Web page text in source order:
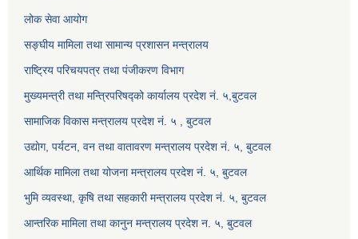
लोक सेवा आयोग
सङ्घीय मामिला तथा सामान्य प्रशासन मन्त्रालय
राष्ट्रिय परिचयपत्र तथा पंजीकरण विभाग
मुख्यमन्त्री तथा मन्त्रिपरिषद्को कार्यालय प्रदेश नं. ५,बुटवल
सामाजिक विकास मन्त्रालय प्रदेश नं. ५ , बुटवल
उद्याेग, पर्यटन, वन तथा वातावरण मन्त्रालय प्रदेश नं. ५, बुटवल
आर्थिक मामिला तथा योजना मन्त्रालय प्रदेश नं. ५, बुटवल
भुमि व्यवस्था, कृषि तथा सहकारी मन्त्रालय प्रदेश नं. ५, बुटवल
आन्तरिक मामिला तथा कानुन मन्त्रालय प्रदेश न. ५, बुटवल